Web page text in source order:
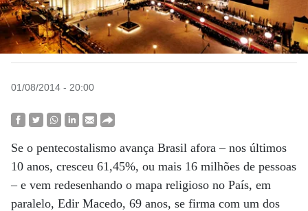
01/08/2014 - 20:00
Se o pentecostalismo avança Brasil afora – nos últimos
10 anos, cresceu 61,45%, ou mais 16 milhões de pessoas
– e vem redesenhando o mapa religioso no País, em
paralelo, Edir Macedo, 69 anos, se firma com um dos